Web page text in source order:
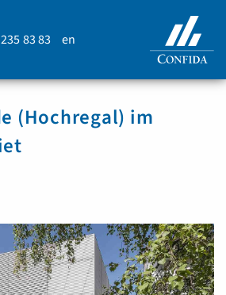
83 83 en
(Hochregal) im